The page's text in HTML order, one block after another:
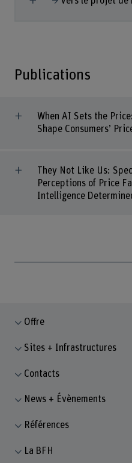
Publications
When AI Sets the
Shape Consumers’
They Not Like Us:
Perceptions of Price
Intelligence
Offre
Sites + Infrastructures
Contacts
News + Évènements
Références
La BFH